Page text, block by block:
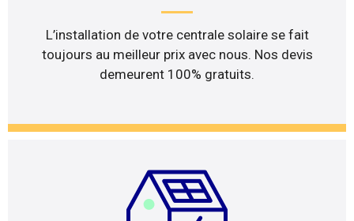
L’installation de votre centrale solaire se fait
toujours au meilleur prix avec nous. Nos devis
demeurent 100% gratuits.